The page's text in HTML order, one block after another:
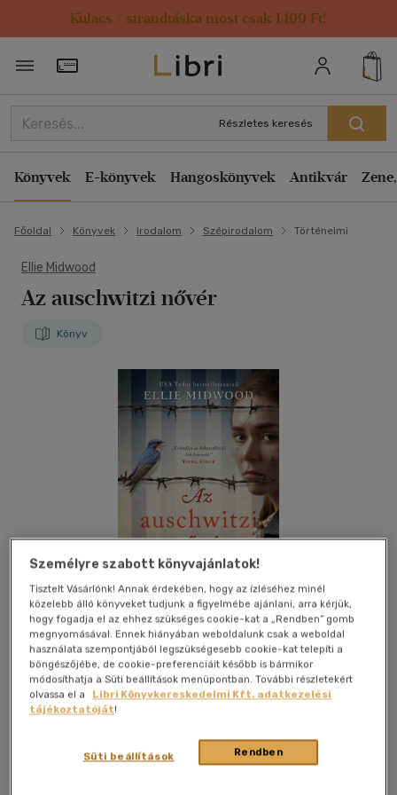
Kulacs / strandtáska most csak 1499 Ft!
Törzsvásárlói Kártya adatai
Részletes keresés
Könyvek E-könyvek Hangoskönyvek Antikvár
Főoldal Könyvek Irodalom Szépirodalom Történelmi
Ellie Midwood
Az auschwitzi nővér
Könyv
Kívánságlistához adom Megosztom
magyar nyelvű|keménytábla
Személyre szabott könyvajánlatok!
Tisztelt Vásárlónk! Annak érdekében, hogy az ízléséhez minél
közelebb álló könyveket tudjunk a figyelmébe ajánlani, arra kérjük,
hogy fogadja el az ehhez szükséges cookie-kat a „Rendben” gomb
megnyomásával. Ennek hiányában weboldalunk csak a weboldal
használata szempontjából legszükségesebb cookie-kat telepíti a
böngészőjébe, de cookie-preferenciáit később is bármikor
módosíthatja a Süti beállítások menüpontban. További részletekért
olvassa el a
Libri Könyvkereskedelmi Kft. adatkezelési
tájékoztatóját!
Rendben
Süti beállítások